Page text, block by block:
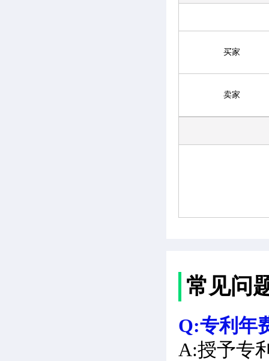
买家
卖家
常见问
Q:专利年
A:授予专